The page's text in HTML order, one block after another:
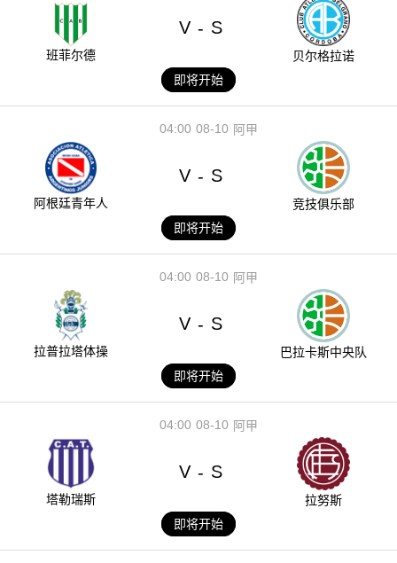
班菲尔德
V - S
贝尔格拉诺
即将开始
08-10
04:00 阿甲
阿根廷青年人
V - S
竞技俱乐部
即将开始
08-10
04:00 阿甲
拉普拉塔体操
V - S
巴拉卡斯中央队
即将开始
08-10
04:00 阿甲
塔勒瑞斯
V - S
拉努斯
即将开始